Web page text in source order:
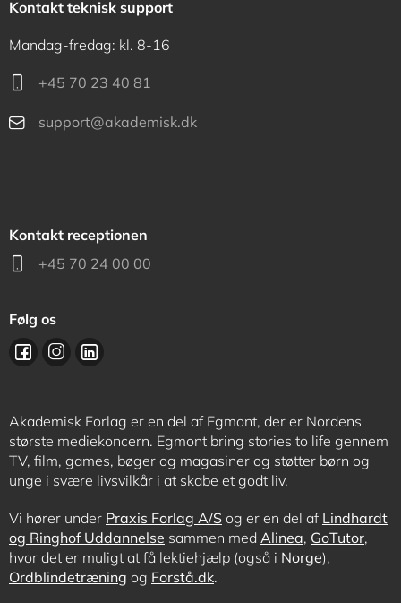
Kontakt teknisk support
Mandag-fredag: kl. 8-16
+45 70 23 40 81
support@akademisk.dk
Kontakt receptionen
+45 70 24 00 00
Følg os
Akademisk Forlag er en del af Egmont, der er Nordens
største mediekoncern. Egmont bring stories to life gennem
TV, film, games, bøger og magasiner og støtter børn og
unge i svære livsvilkår i at skabe et godt liv.
Vi hører under Praxis Forlag A/S og er en del af Lindhardt
og Ringhof Uddannelse sammen med Alinea, GoTutor,
hvor det er muligt at få lektiehjælp (også i Norge),
Ordblindetræning og Forstå.dk.